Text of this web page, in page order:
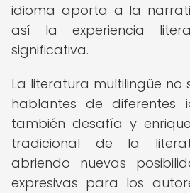
idioma aporta a la
así la experiencia
significativa.
La literatura multilingüe no
hablantes de diferentes
también desafía y
tradicional de la
abriendo nuevas
expresivas para los